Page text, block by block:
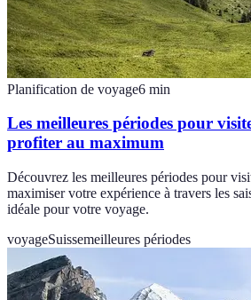
Planification de voyage6 min
Les meilleures périodes pour
profiter au maximum
Découvrez les meilleures périodes pour
maximiser votre expérience à travers les
idéale pour votre voyage.
voyageSuissemeilleures périodes